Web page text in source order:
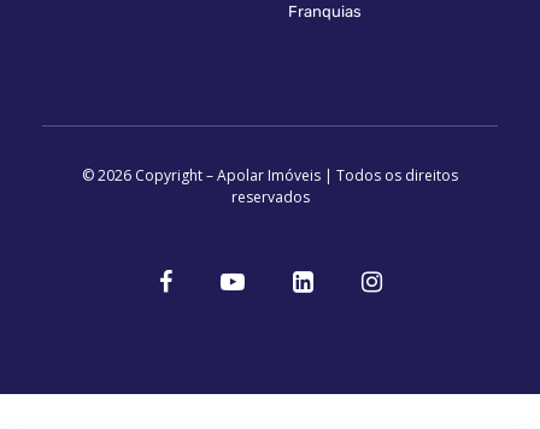
Franquias
© 2026 Copyright – Apolar Imóveis | Todos os direitos
reservados